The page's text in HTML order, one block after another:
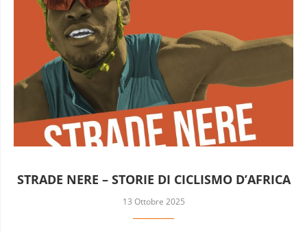
STRADE NERE – STORIE DI CICLISMO D’AFRICA
13 Ottobre 2025